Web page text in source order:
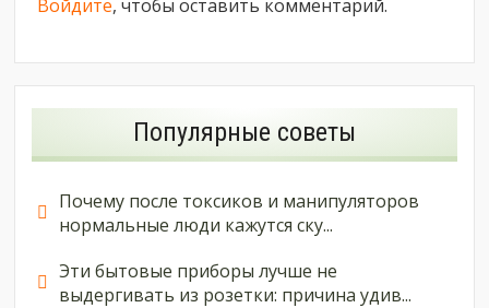
Войдите, чтобы оставить комментарий.
Популярные советы
Почему после токсиков и манипуляторов
нормальные люди кажутся ску...
Эти бытовые приборы лучше не
выдергивать из розетки: причина удив...